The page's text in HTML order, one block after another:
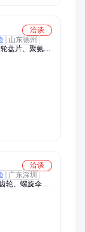
洽谈
山东德州
盘片、聚氨酯
子量聚乙烯
瓷衬板、三合
洽谈
广东深圳
轮、螺旋伞齿
刚性链升降平
轨、电动滑台
台